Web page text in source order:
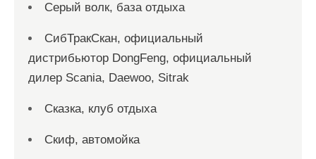
Серый волк, база отдыха
СибТракСкан, официальный
дистрибьютор DongFeng, официальный
дилер Scania, Daewoo, Sitrak
Сказка, клуб отдыха
Скиф, автомойка